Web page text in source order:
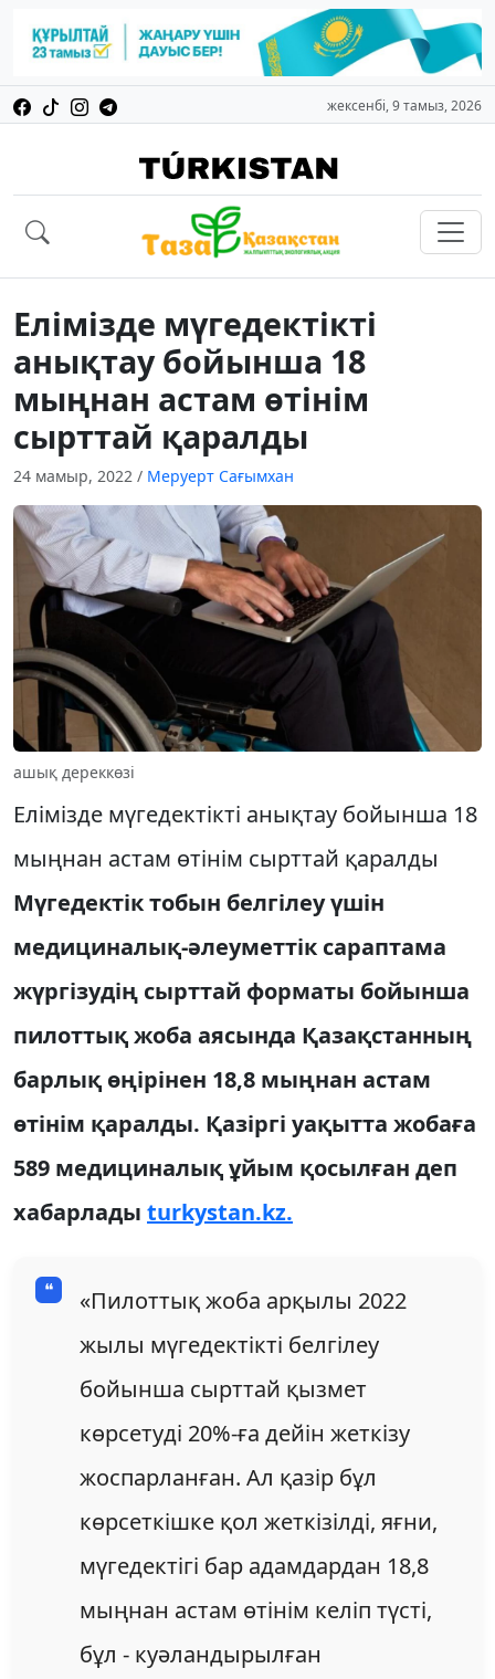
жексенбі, 9 тамыз, 2026
Елімізде мүгедектікті
анықтау бойынша 18
мыңнан астам өтінім
сырттай қаралды
24 мамыр, 2022 / Меруерт Сағымхан
ашық дереккөзі
Елімізде мүгедектікті анықтау бойынша 18
мыңнан астам өтінім сырттай қаралды
Мүгедектік тобын белгілеу үшін
медициналық-әлеуметтік сараптама
жүргізудің сырттай форматы бойынша
пилоттық жоба аясында Қазақстанның
барлық өңірінен 18,8 мыңнан астам
өтінім қаралды. Қазіргі уақытта жобаға
589 медициналық ұйым қосылған деп
хабарлады turkystan.kz.
«Пилоттық жоба арқылы 2022
жылы мүгедектікті белгілеу
бойынша сырттай қызмет
көрсетуді 20%-ға дейін жеткізу
жоспарланған. Ал қазір бұл
көрсеткішке қол жеткізілді, яғни,
мүгедектігі бар адамдардан 18,8
мыңнан астам өтінім келіп түсті,
бұл - куәландырылған